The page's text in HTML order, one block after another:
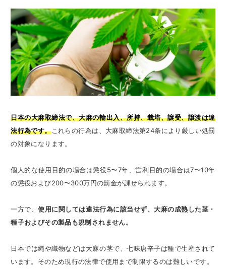
日本の大麻取締法で、大麻の輸出入、所持、栽培、譲受、譲渡は違
法行為です。これらの行為は、大麻取締法第24条により厳しい処罰
の対象になります。
個人的な使用目的の場合は懲役5〜7年、営利目的の場合は7〜10年
の懲役および200〜300万円の罰金が課せられます。
一方で、使用に関しては違法行為に該当せず、大麻の成熟した茎・
種子およびその製品も規制されません。
日本では縄や織物などは大麻の茎で、七味唐辛子は種で生産されて
います。そのため現行の法律で使用まで制限するのは難しいです。